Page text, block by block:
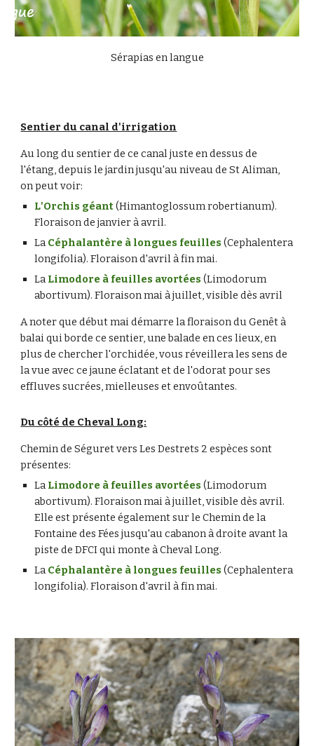
Sérapias en langue
Sentier du canal d'irrigation
Au long du sentier de ce canal juste en dessus de
l'étang, depuis le jardin jusqu'au niveau de St Aliman,
on peut voir:
L'Orchis géant (Himantoglossum robertianum).
Floraison de janvier à avril.
La Céphalantère à longues feuilles (Cephalentera
longifolia). Floraison d'avril à fin mai.
La Limodore à feuilles avortées (Limodorum
abortivum). Floraison mai à juillet, visible dès avril
A noter que début mai démarre la floraison du Genêt à
balai qui borde ce sentier, une balade en ces lieux, en
plus de chercher l'orchidée, vous réveillera les sens de
la vue avec ce jaune éclatant et de l'odorat pour ses
effluves sucrées, mielleuses et envoûtantes.
Du côté de Cheval Long:
Chemin de Séguret vers Les Destrets 2 espèces sont
présentes:
La Limodore à feuilles avortées (Limodorum
abortivum). Floraison mai à juillet, visible dès avril.
Elle est présente également sur le Chemin de la
Fontaine des Fées jusqu'au cabanon à droite avant la
piste de DFCI qui monte à Cheval Long.
La Céphalantère à longues feuilles (Cephalentera
longifolia). Floraison d'avril à fin mai.